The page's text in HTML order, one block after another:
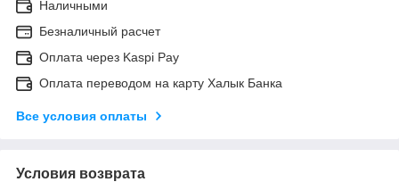
Наличными
Безналичный расчет
Оплата через Kaspi Pay
Оплата переводом на карту Халык Банка
Все условия оплаты
Условия возврата